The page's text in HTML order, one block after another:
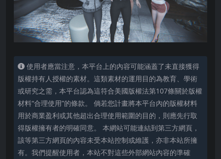
使用者應當注意，本平台上的內容可能涵蓋了未直接獲得
版權持有人授權的素材。這類素材的運用目的為教育、學術
或研究之需，本平台認為這符合美國版權法第107條關於版權
材料“合理使用”的條款。 倘若您計畫將本平台內的版權材料
用於商業盈利或其他超出合理使用範圍的目的，則應先行取
得版權擁有者的明確同意。 本網站可能連結到第三方網頁，
該等第三方網頁的內容未受本站控制或維護，亦非本站所擁
有。我們提醒使用者，本站不對這些外部網站內容的準確